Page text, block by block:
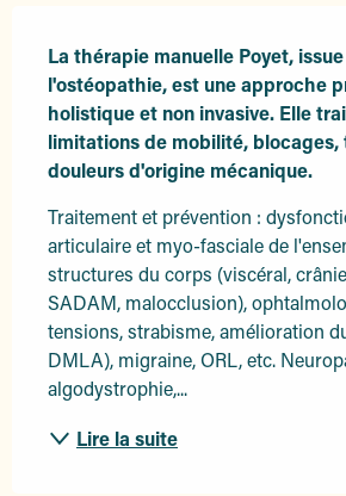
La thérapie manuelle Poyet,
l'ostéopathie, est une approche
holistique et non invasive. Elle
limitations de mobilité, blocages,
douleurs d'origine mécanique.
Traitement et prévention :
articulaire et myo-fasciale de
structures du corps (viscéral,
SADAM, malocclusion),
tensions, strabisme, amélioration
DMLA), migraine, ORL, etc.
algodystrophie,...
Lire la suite